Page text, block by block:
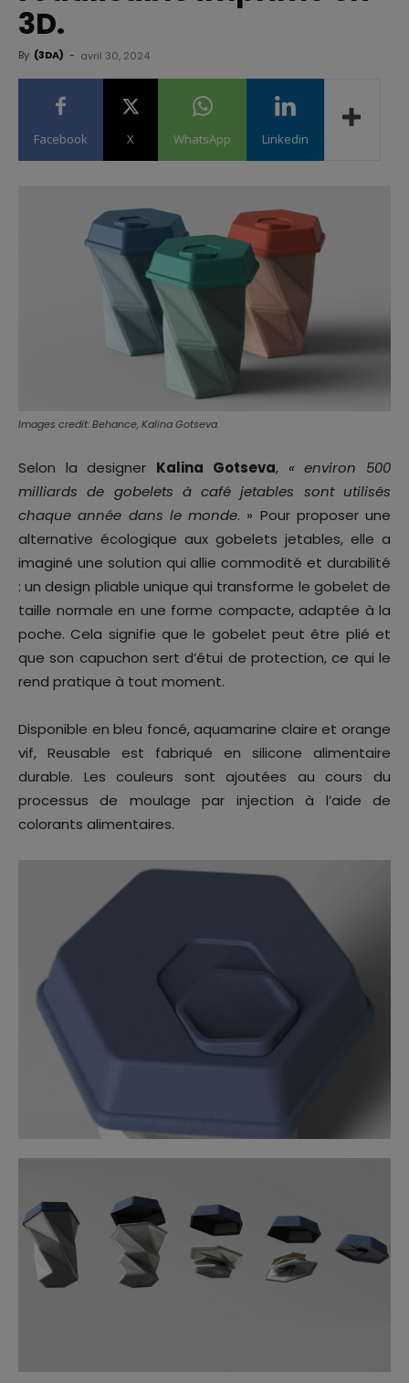
3D.
By (3DA) - avril 30, 2024
Facebook X WhatsApp Linkedin
Images credit: Behance, Kalina Gotseva.
Selon la designer Kalina Gotseva, « environ 500
milliards de gobelets à café jetables sont utilisés
chaque année dans le monde. » Pour proposer une
alternative écologique aux gobelets jetables, elle a
imaginé une solution qui allie commodité et durabilité
: un design pliable unique qui transforme le gobelet de
taille normale en une forme compacte, adaptée à la
poche. Cela signifie que le gobelet peut être plié et
que son capuchon sert d’étui de protection, ce qui le
rend pratique à tout moment.
Disponible en bleu foncé, aquamarine claire et orange
vif, Reusable est fabriqué en silicone alimentaire
durable. Les couleurs sont ajoutées au cours du
processus de moulage par injection à l’aide de
colorants alimentaires.